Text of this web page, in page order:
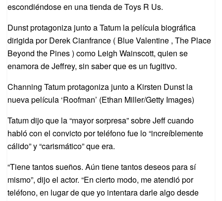
escondiéndose en una tienda de Toys R Us.
Dunst protagoniza junto a Tatum la película biográfica
dirigida por Derek Cianfrance ( Blue Valentine , The Place
Beyond the Pines ) como Leigh Wainscott, quien se
enamora de Jeffrey, sin saber que es un fugitivo.
Channing Tatum protagoniza junto a Kirsten Dunst la
nueva película ‘Roofman’ (Ethan Miller/Getty Images)
Tatum dijo que la “mayor sorpresa” sobre Jeff cuando
habló con el convicto por teléfono fue lo “increíblemente
cálido” y “carismático” que era.
“Tiene tantos sueños. Aún tiene tantos deseos para sí
mismo”, dijo el actor. “En cierto modo, me atendió por
teléfono, en lugar de que yo intentara darle algo desde